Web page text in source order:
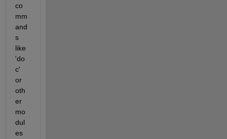
co
mm
and
s
like
'do
c'
or
oth
er
mo
dul
es